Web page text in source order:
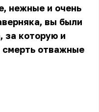
нежные и очень
вы были
за которую и
смерть отважные